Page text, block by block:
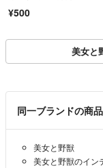
¥500
美女と
同一ブランドの商品
美女と野獣
美女と野獣のイン